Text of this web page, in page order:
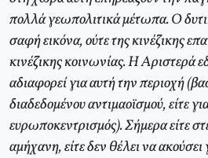
πολλά γεωπολιτικά μέτωπα. Ο
σαφή εικόνα, ούτε της κινέζικης
κινέζικης κοινωνίας. Η Αριστερά
αδιαφορεί για αυτή την περιοχή
διαδεδομένου αντιμαοϊσμού, είτε
ευρωποκεντρισμός). Σήμερα είτε
αμήχανη, είτε δεν θέλει να ακούσει